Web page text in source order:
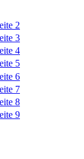
2
3
4
5
6
7
8
9